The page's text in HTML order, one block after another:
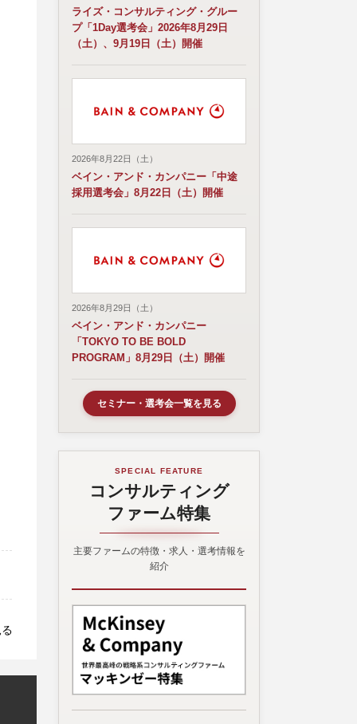
ライズ・コンサルティング・グルー
プ「1Day選考会」2026年8月29日
（土）、9月19日（土）開催
2026年8月22日（土）
ベイン・アンド・カンパニー「中途
採用選考会」8月22日（土）開催
2026年8月29日（土）
ベイン・アンド・カンパニー
「TOKYO TO BE BOLD
PROGRAM」8月29日（土）開催
セミナー・選考会一覧を見る
SPECIAL FEATURE
コンサルティング
ファーム特集
主要ファームの特徴・求人・選考情報を
紹介